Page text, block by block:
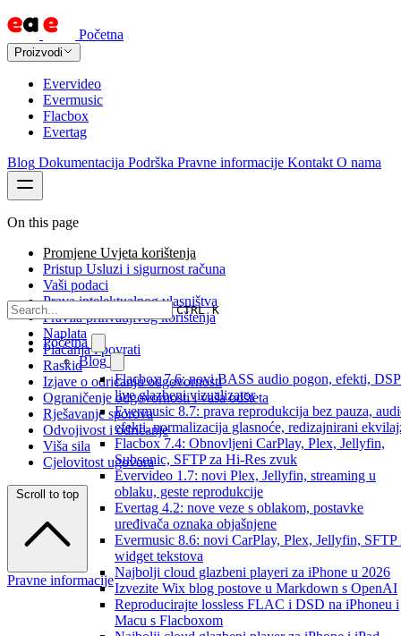
Početna
Proizvodi
Evervideo
Evermusic
Flacbox
Evertag
Blog Dokumentacija Podrška Pravne informacije Kontakt O nama
CTRL K
Početna
Blog
Flacbox 7.6: novi BASS audio pogon, efekti,
live glazbeni vizualizator
Evermusic 8.7: prava reprodukcija bez pauza,
efekti, normalizacija glasnoće, redizajnirani
Flacbox 7.4: Obnovljeni CarPlay, Plex, Jellyfin,
Subsonic, SFTP za Hi-Res zvuk
Evervideo 1.7: novi Plex, Jellyfin, streaming u
oblaku, geste reprodukcije
Evertag 4.2: nove veze s oblakom, postavke
uređivača oznaka objašnjene
Evermusic 8.6: novi CarPlay, Plex, Jellyfin, SFTP
widget tekstova
Najbolji cloud glazbeni playeri za iPhone u 2026
Izvezite Wix blog postove u Markdown s OpenAI
Reproducirajte lossless FLAC i DSD na iPhoneu i
Macu s Flacboxom
On this page
Promjene Uvjeta korištenja
Pristup Usluzi i sigurnost računa
Vaši podaci
Prava intelektualnog vlasništva
Pravila prihvatljivog korištenja
Naplata
Plaćanja i povrati
Raskid
Izjave o odricanju odgovornosti
Ograničenje odgovornosti i vaša odšteta
Rješavanje sporova
Odvojivost i odricanje
Viša sila
Cjelovitost ugovora
Scroll to top
Pravne informacije